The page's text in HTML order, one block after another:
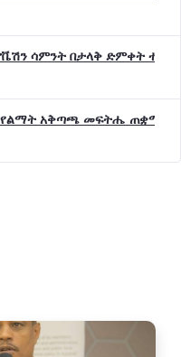
ሳምንት በታላቅ ድምቀት
የልማት አቅጣጫ መፍትሔ ጠቋሚ